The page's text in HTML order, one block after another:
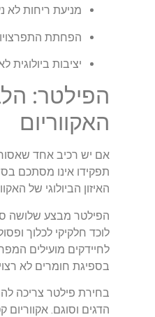
מניעת ריחות לא
הפחתת
יציבות ביולוגית
הפילטר:
האקווריום
אם יש רכיב אחד
תפקידו אינו מסתכם
האיזון הביולוגי של
הפילטר מבצע שלושה
לוכד חלקיקי לכלוך
לחיידקים מועילים
בספיגת חומרים לא
בחירת פילטר צריכה
הדגים וסוגם.